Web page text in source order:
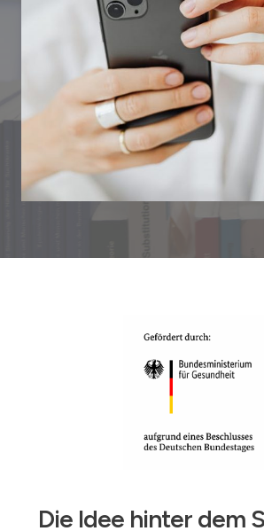
Die Idee hinter dem